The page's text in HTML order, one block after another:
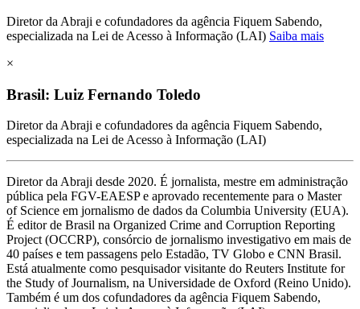
Diretor da Abraji e cofundadores da agência Fiquem Sabendo,
especializada na Lei de Acesso à Informação (LAI) Saiba mais
×
Brasil: Luiz Fernando Toledo
Diretor da Abraji e cofundadores da agência Fiquem Sabendo,
especializada na Lei de Acesso à Informação (LAI)
Diretor da Abraji desde 2020. É jornalista, mestre em administração
pública pela FGV-EAESP e aprovado recentemente para o Master
of Science em jornalismo de dados da Columbia University (EUA).
É editor de Brasil na Organized Crime and Corruption Reporting
Project (OCCRP), consórcio de jornalismo investigativo em mais de
40 países e tem passagens pelo Estadão, TV Globo e CNN Brasil.
Está atualmente como pesquisador visitante do Reuters Institute for
the Study of Journalism, na Universidade de Oxford (Reino Unido).
Também é um dos cofundadores da agência Fiquem Sabendo,